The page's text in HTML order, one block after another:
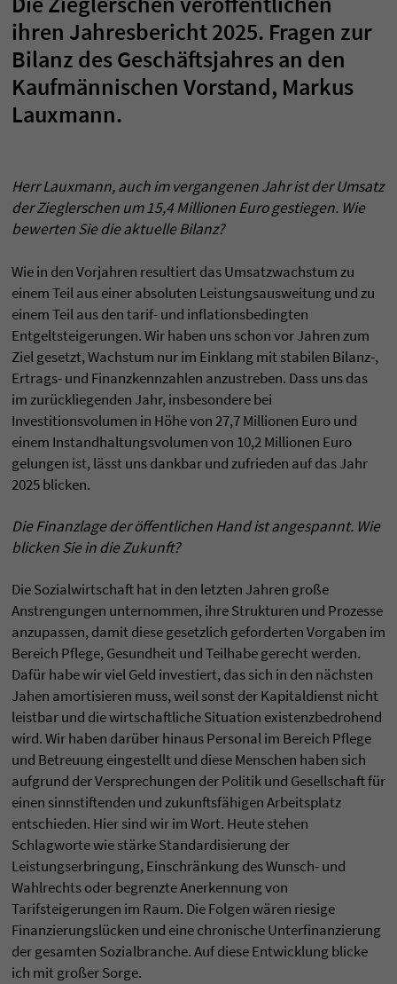
ihren Jahresbericht 2025. Fragen zur
Bilanz des Geschäftsjahres an den
Kaufmännischen Vorstand, Markus
Lauxmann.
Herr Lauxmann, auch im vergangenen Jahr ist der Umsatz
der Zieglerschen um 15,4 Millionen Euro gestiegen. Wie
bewerten Sie die aktuelle Bilanz?
Wie in den Vorjahren resultiert das Umsatzwachstum zu
einem Teil aus einer absoluten Leistungsausweitung und zu
einem Teil aus den tarif- und inflationsbedingten
Entgeltsteigerungen. Wir haben uns schon vor Jahren zum
Ziel gesetzt, Wachstum nur im Einklang mit stabilen Bilanz-,
Ertrags- und Finanzkennzahlen anzustreben. Dass uns das
im zurückliegenden Jahr, insbesondere bei
Investitionsvolumen in Höhe von 27,7 Millionen Euro und
einem Instandhaltungsvolumen von 10,2 Millionen Euro
gelungen ist, lässt uns dankbar und zufrieden auf das Jahr
2025 blicken.
Die Finanzlage der öffentlichen Hand ist angespannt. Wie
blicken Sie in die Zukunft?
Die Sozialwirtschaft hat in den letzten Jahren große
Anstrengungen unternommen, ihre Strukturen und Prozesse
anzupassen, damit diese gesetzlich geforderten Vorgaben im
Bereich Pflege, Gesundheit und Teilhabe gerecht werden.
Dafür habe wir viel Geld investiert, das sich in den nächsten
Jahen amortisieren muss, weil sonst der Kapitaldienst nicht
leistbar und die wirtschaftliche Situation existenzbedrohend
wird. Wir haben darüber hinaus Personal im Bereich Pflege
und Betreuung eingestellt und diese Menschen haben sich
aufgrund der Versprechungen der Politik und Gesellschaft für
einen sinnstiftenden und zukunftsfähigen Arbeitsplatz
entschieden. Hier sind wir im Wort. Heute stehen
Schlagworte wie stärke Standardisierung der
Leistungserbringung, Einschränkung des Wunsch- und
Wahlrechts oder begrenzte Anerkennung von
Tarifsteigerungen im Raum. Die Folgen wären riesige
Finanzierungslücken und eine chronische Unterfinanzierung
der gesamten Sozialbranche. Auf diese Entwicklung blicke
ich mit großer Sorge.